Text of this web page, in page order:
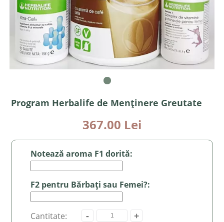
Program Herbalife de Menținere Greutate
367.00 Lei
Notează aroma F1 dorită:
F2 pentru Bărbați sau Femei?:
Cantitate: - +